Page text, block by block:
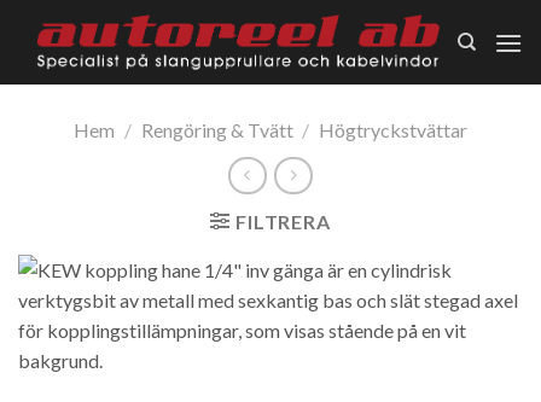
content
Hem / Rengöring & Tvätt / Högtryckstvättar
FILTRERA